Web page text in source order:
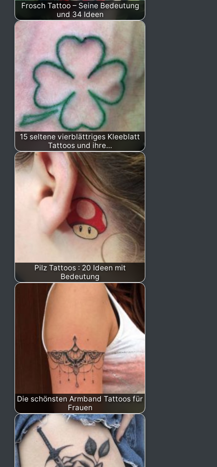
Frosch Tattoo – Seine Bedeutung
und 34 Ideen
15 seltene vierblättriges Kleeblatt
Tattoos und ihre…
Pilz Tattoos : 20 Ideen mit
Bedeutung
Die schönsten Armband Tattoos für
Frauen